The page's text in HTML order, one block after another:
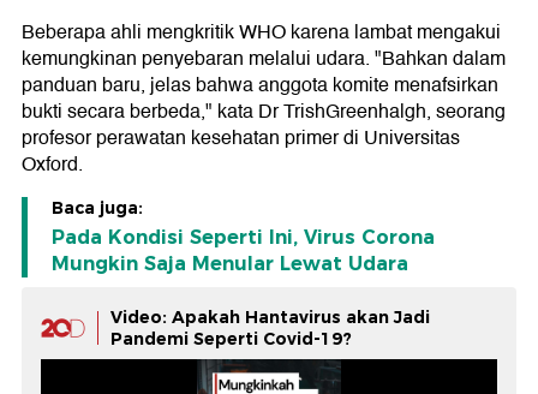
Beberapa ahli mengkritik WHO karena lambat mengakui
kemungkinan penyebaran melalui udara. "Bahkan dalam
panduan baru, jelas bahwa anggota komite menafsirkan
bukti secara berbeda," kata Dr TrishGreenhalgh, seorang
profesor perawatan kesehatan primer di Universitas
Oxford.
Baca juga:
Pada Kondisi Seperti Ini, Virus Corona
Mungkin Saja Menular Lewat Udara
Video: Apakah Hantavirus akan Jadi
Pandemi Seperti Covid-19?